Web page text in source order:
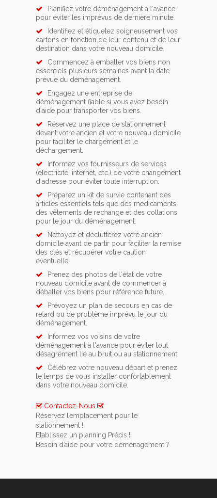
Planifiez votre déménagement à l'avance
pour éviter les imprévus de dernière minute.
Identifiez et étiquetez soigneusement vos
cartons en fonction de leur contenu et de leur
destination dans votre nouveau domicile.
Commencez à emballer vos biens non
essentiels plusieurs semaines avant la date
prévue du déménagement.
Engagez une entreprise de
déménagement fiable si vous avez besoin
d'aide pour transporter vos biens.
Réservez une place de stationnement
devant votre ancien et votre nouveau domicile
pour faciliter le chargement et le
déchargement.
Informez vos fournisseurs de services
(électricité, internet, etc.) de votre changement
d'adresse pour éviter toute interruption.
Préparez un kit de survie contenant des
articles essentiels tels que des médicaments,
des vêtements de rechange et des collations
pour le jour du déménagement.
Nettoyez et déclutterez votre ancien
domicile avant de partir pour faciliter la remise
des clés et récupérer votre caution
éventuelle.
Prenez des photos de l'état de votre
nouveau domicile avant de commencer à
déballer vos biens pour référence future.
Prévoyez un plan de secours en cas de
retard ou de problème imprévu le jour du
déménagement.
Informez vos voisins de votre
déménagement à l'avance pour éviter tout
désagrément lié au bruit ou au stationnement.
Célébrez votre nouveau départ et prenez
le temps de vous installer confortablement
dans votre nouveau domicile.
Contactez-Nous
Réservez l’emplacement pour le
stationnement !
Si vous avez opté pour un service de location
de lift ou de monte meuble, n’oubliez pas de
Etablissez un planning Précis !
Pour rendre votre déménagement le moins
Besoin d’aide pour votre déménagement ?